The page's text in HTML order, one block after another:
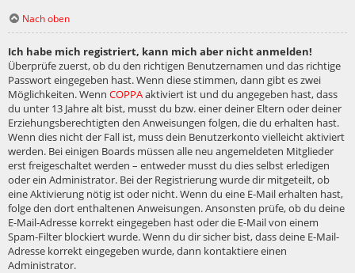
Nach oben
Ich habe mich registriert, kann mich aber nicht anmelden!
Überprüfe zuerst, ob du den richtigen Benutzernamen und das richtige
Passwort eingegeben hast. Wenn diese stimmen, dann gibt es zwei
Möglichkeiten. Wenn COPPAaktiviert ist und du angegeben hast, dass
du unter 13 Jahre alt bist, musst du bzw. einer deiner Eltern oder deiner
Erziehungsberechtigten den Anweisungen folgen, die du erhalten hast.
Wenn dies nicht der Fall ist, muss dein Benutzerkonto vielleicht aktiviert
werden. Bei einigen Boards müssen alle neu angemeldeten Mitglieder
erst freigeschaltet werden – entweder musst du dies selbst erledigen
oder ein Administrator. Bei der Registrierung wurde dir mitgeteilt, ob
eine Aktivierung nötig ist oder nicht. Wenn du eine E-Mail erhalten hast,
folge den dort enthaltenen Anweisungen. Ansonsten prüfe, ob du deine
E-Mail-Adresse korrekt eingegeben hast oder die E-Mail von einem
Spam-Filter blockiert wurde. Wenn du dir sicher bist, dass deine E-Mail-
Adresse korrekt eingegeben wurde, dann kontaktiere einen
Administrator.